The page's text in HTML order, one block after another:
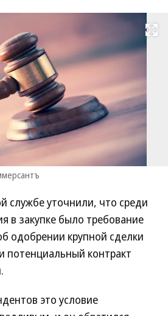
Развернуть
службе уточнили, что среди
в закупке было требование
одобрении крупной сделки
потенциальный контракт
это условие